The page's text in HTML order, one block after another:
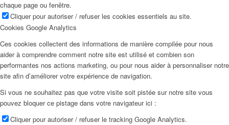
chaque page ou fenêtre.
Cliquer pour autoriser / refuser les cookies essentiels au site.
Cookies Google Analytics
Ces cookies collectent des informations de manière compilée pour nous
aider à comprendre comment notre site est utilisé et combien son
performantes nos actions marketing, ou pour nous aider à personnaliser notre
site afin d’améliorer votre expérience de navigation.
Si vous ne souhaitez pas que votre visite soit pistée sur notre site vous
pouvez bloquer ce pistage dans votre navigateur ici :
Cliquer pour autoriser / refuser le tracking Google Analytics.